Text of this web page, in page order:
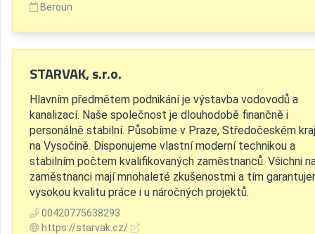
Beroun
STARVAK, s.r.o.
Hlavním předmětem podnikání je výstavba vodovodů a
kanalizací. Naše společnost je dlouhodobě finančně i
personálně stabilní. Působíme v Praze, Středočeském
na Vysočině. Disponujeme vlastní moderní technikou a
stabilním počtem kvalifikovaných zaměstnanců. Všichni
zaměstnanci mají mnohaleté zkušenostmi a tím
vysokou kvalitu práce i u náročných projektů.
00420775638293
https://starvak.cz/